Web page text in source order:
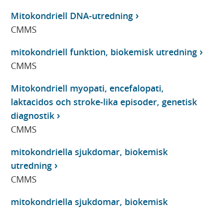
Mitokondriell DNA-utredning
CMMS
mitokondriell funktion, biokemisk utredning
CMMS
Mitokondriell myopati, encefalopati,
laktacidos och stroke-lika episoder, genetisk
diagnostik
CMMS
mitokondriella sjukdomar, biokemisk
utredning
CMMS
mitokondriella sjukdomar, biokemisk